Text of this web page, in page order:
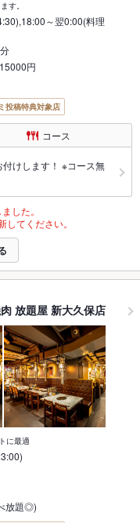
す。
～翌0:00(料理
円
投稿特典対象店
コース
付けします！ ※コース無
した。
てください。
放題屋 新大久保店
に最適
放題◎)